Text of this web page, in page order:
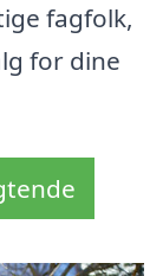
fagfolk,
for dine